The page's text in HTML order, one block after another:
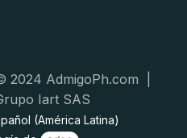
2024 AdmigoPh.com |
Iart SAS
(América Latina)